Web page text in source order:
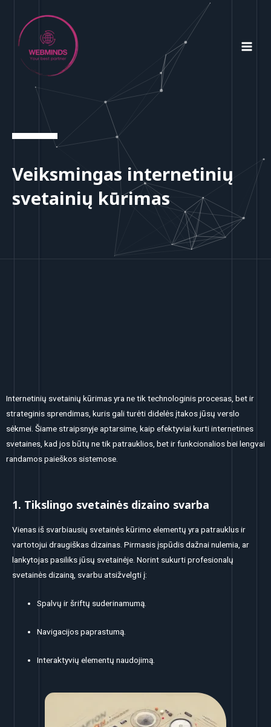
content
Veiksmingas internetinių
svetainių kūrimas​
Internetinių svetainių kūrimas yra ne tik technologinis procesas, bet ir
strateginis sprendimas, kuris gali turėti didelės įtakos jūsų verslo
sėkmei. Šiame straipsnyje aptarsime, kaip efektyviai kurti internetines
svetaines, kad jos būtų ne tik patrauklios, bet ir funkcionalios bei lengvai
randamos paieškos sistemose.
1. Tikslingo svetainės dizaino svarba
Vienas iš svarbiausių svetainės kūrimo elementų yra patrauklus ir
vartotojui draugiškas dizainas. Pirmasis įspūdis dažnai nulemia, ar
lankytojas pasiliks jūsų svetainėje. Norint sukurti profesionalų
svetainės dizainą, svarbu atsižvelgti į:
Spalvų ir šriftų suderinamumą.
Navigacijos paprastumą.
Interaktyvių elementų naudojimą.